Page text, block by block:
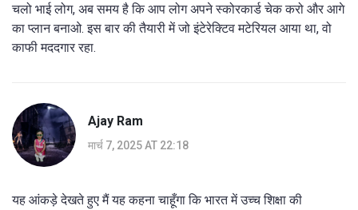
चलो भाई लोग, अब समय है कि आप लोग अपने स्कोरकार्ड चेक करो और आगे
का प्लान बनाओ. इस बार की तैयारी में जो इंटेरेक्टिव मटेरियल आया था, वो
काफी मददगार रहा.
Ajay Ram
मार्च 7, 2025 AT 22:18
यह आंकड़े देखते हुए मैं यह कहना चाहूँगा कि भारत में उच्च शिक्षा की